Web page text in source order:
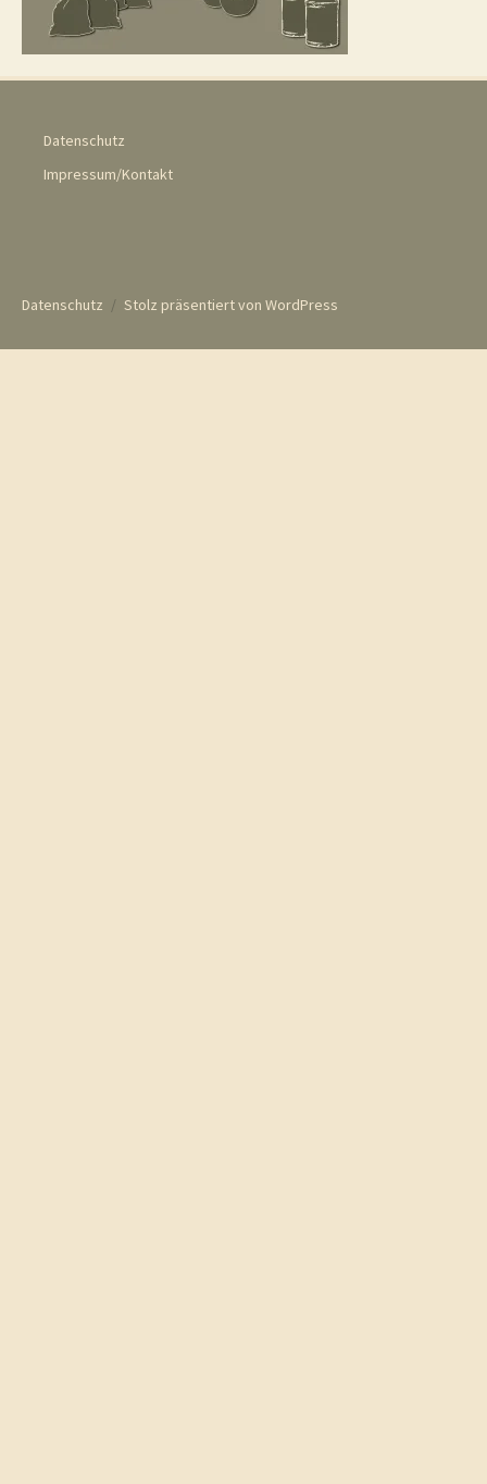
Datenschutz
Impressum/Kontakt
Datenschutz Stolz präsentiert von WordPress